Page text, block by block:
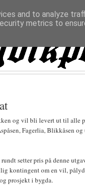
og vil bli levert ut til alle
Fagerlia, Blikkåsen
setter pris på denne
kontingent om en vil,
prosjekt i bygda.
and to analyze
metrics to